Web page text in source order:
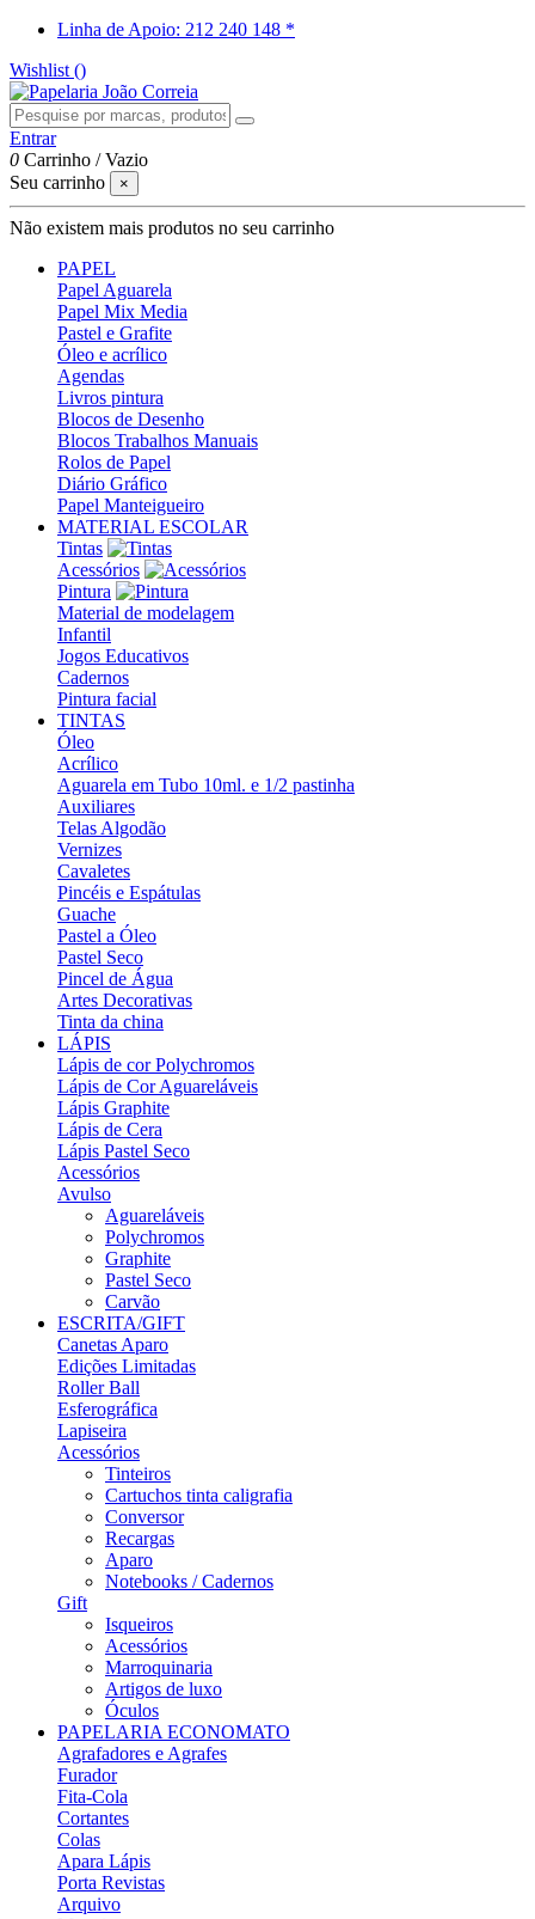
Linha de Apoio: 212 240 148 *
Wishlist ()
Entrar
0 Carrinho /Vazio
Seu carrinho
×
Não existem mais produtos no seu carrinho
PAPEL
Papel Aguarela
Papel Mix Media
Pastel e Grafite
Óleo e acrílico
Agendas
Livros pintura
Blocos de Desenho
Blocos Trabalhos Manuais
Rolos de Papel
Diário Gráfico
Papel Manteigueiro
MATERIAL ESCOLAR
Tintas
Acessórios
Pintura
Material de modelagem
Infantil
Jogos Educativos
Cadernos
Pintura facial
TINTAS
Óleo
Acrílico
Aguarela em Tubo 10ml. e 1/2 pastinha
Auxiliares
Telas Algodão
Vernizes
Cavaletes
Pincéis e Espátulas
Guache
Pastel a Óleo
Pastel Seco
Pincel de Água
Artes Decorativas
Tinta da china
LÁPIS
Lápis de cor Polychromos
Lápis de Cor Aguareláveis
Lápis Graphite
Lápis de Cera
Lápis Pastel Seco
Acessórios
Avulso
Aguareláveis
Polychromos
Graphite
Pastel Seco
Carvão
ESCRITA/GIFT
Canetas Aparo
Edições Limitadas
Roller Ball
Esferográfica
Lapiseira
Acessórios
Tinteiros
Cartuchos tinta caligrafia
Conversor
Recargas
Aparo
Notebooks / Cadernos
Gift
Isqueiros
Acessórios
Marroquinaria
Artigos de luxo
Óculos
PAPELARIA ECONOMATO
Agrafadores e Agrafes
Furador
Fita-Cola
Cortantes
Colas
Apara Lápis
Porta Revistas
Arquivo